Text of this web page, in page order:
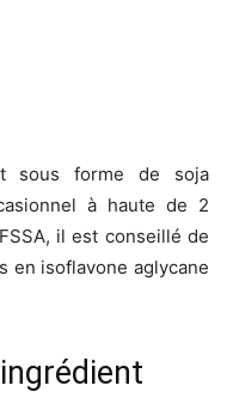
sous forme de soja
à haute de 2
il est conseillé de
en isoflavone aglycane